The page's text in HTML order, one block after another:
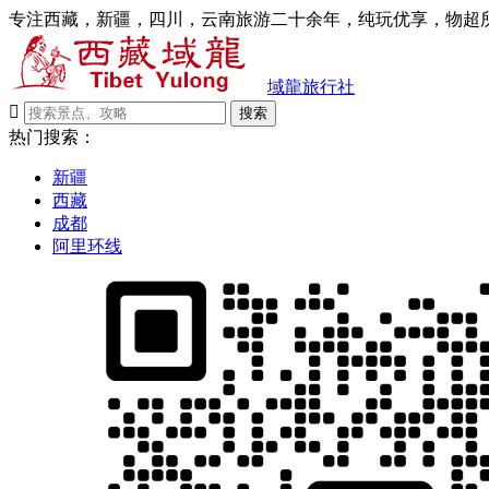
专注西藏，新疆，四川，云南旅游二十余年，纯玩优享，物超
域龍旅行社

搜索
热门搜索：
新疆
西藏
成都
阿里环线